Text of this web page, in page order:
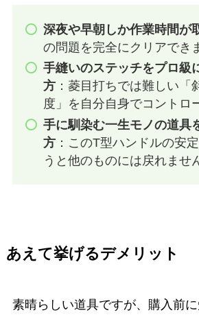
深夜や早朝しか作業時間が
の問題を完全にクリアでき
手縫いのステッチをプロ級
方：菱目打ちでは難しい「
度」を自分自身でコントロ
手に馴染む一生モノの道具
方：このT型ハンドルの安
うと他のものには戻れませ
あえて挙げるデメリット
素晴らしい道具ですが、購入前